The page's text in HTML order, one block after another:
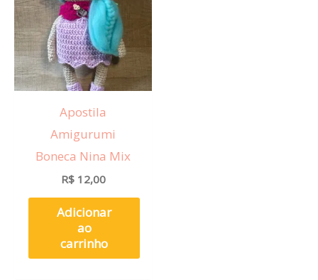
Apostila
Amigurumi
Boneca Nina Mix
R$12,00
Adicionar
ao
carrinho